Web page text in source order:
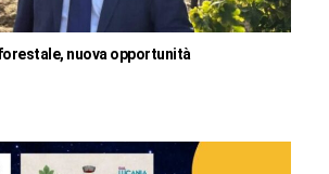
nuova opportunità